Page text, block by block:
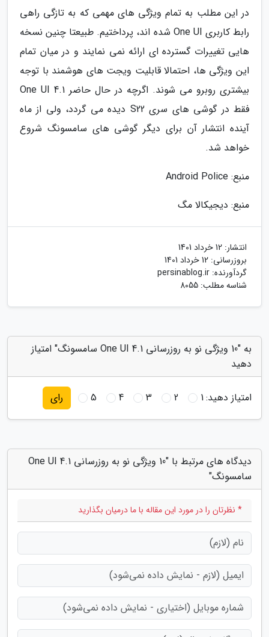
در این مطلب به تمام ویژگی های مهمی که به تازگی راهی
رابط کاربری One UI شده اند، پرداختیم. طبیعتا چنین نسخه
هایی تغییرات گسترده ای ارائه نمی نمایند و در میان تمام
این ویژگی ها، احتمالا قابلیت ویجت های هوشمند با توجه
بیشتری روبرو می شوند. اگرچه در حال حاضر One UI 4.1
فقط در گوشی های سری S22 دیده می گردد، ولی از ماه
آینده انتشار آن برای دیگر گوشی های سامسونگ شروع
خواهد شد.
منبع: Android Police
منبع: دیجیکالا مگ
انتشار: 12 خرداد 1401
بروزرسانی: 12 خرداد 1401
گردآورنده: persinablog.ir
شناسه مطلب: 8055
به "10 ویژگی نو به روزرسانی One UI 4.1 سامسونگ" امتیاز
دهید
امتیاز دهید:1
2
3
4
5 رای
دیدگاه های مرتبط با "10 ویژگی نو به روزرسانی One UI 4.1
سامسونگ"
* نظرتان را در مورد این مقاله با ما درمیان بگذارید